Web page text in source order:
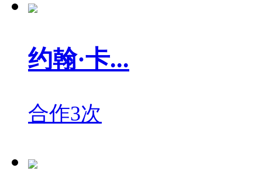
约翰·卡...
合作3次